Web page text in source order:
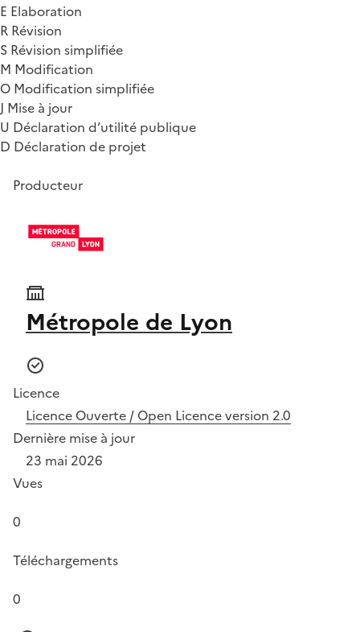
E Elaboration
R Révision
S Révision simplifiée
M Modification
O Modification simplifiée
J Mise à jour
U Déclaration d’utilité publique
D Déclaration de projet
Producteur
Métropole de Lyon
Licence
Licence Ouverte / Open Licence version 2.0
Dernière mise à jour
23 mai 2026
Vues
0
Téléchargements
0